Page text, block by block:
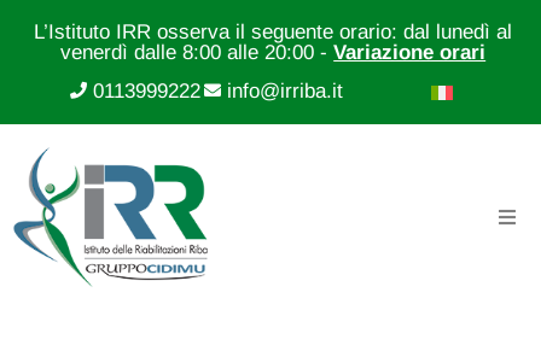
L’Istituto IRR osserva il seguente orario: dal lunedì al
venerdì dalle 8:00 alle 20:00 -Variazione orari
0113999222
info@irriba.it